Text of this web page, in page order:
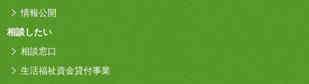
情報公開
相談したい
相談窓口
生活福祉資金貸付事業